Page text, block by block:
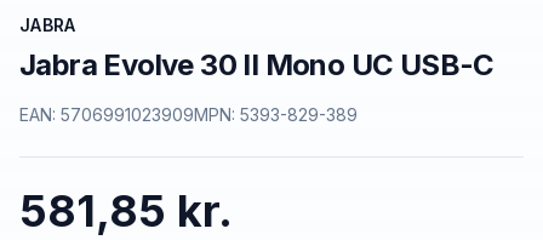
JABRA
Jabra Evolve 30 II Mono UC USB-C
EAN: 5706991023909MPN: 5393-829-389
581,85 kr.